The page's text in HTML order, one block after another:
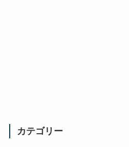
カテゴリー